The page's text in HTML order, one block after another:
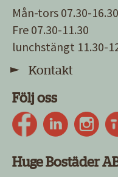
Mån-tors 07.30-16.30
Fre 07.30-11.30
lunchstängt 11.30-
Kontakt
Följ oss
Huge Bostäder